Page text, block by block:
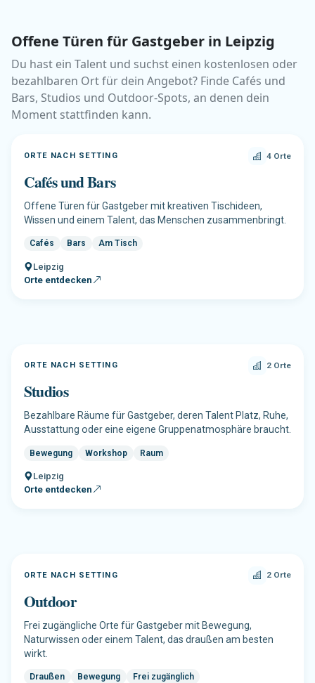
Offene Türen für Gastgeber in Leipzig
Du hast ein Talent und suchst einen kostenlosen oder
bezahlbaren Ort für dein Angebot? Finde Cafés und
Bars, Studios und Outdoor-Spots, an denen dein
Moment stattfinden kann.